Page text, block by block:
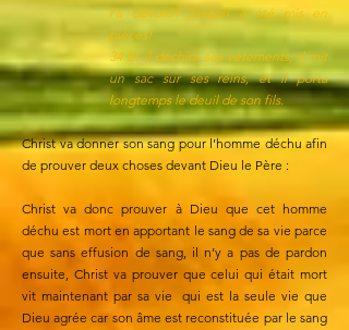
l’a dévoré! Joseph a été mis en
pièces!
34 Et il déchira ses vêtements, il mit
un sac sur ses reins, et il porta
longtemps le deuil de son fils.
Christ va donner son sang pour l’homme déchu afin
de prouver deux choses devant Dieu le Père :
Christ va donc prouver à Dieu que cet homme
déchu est mort en apportant le sang de sa vie parce
que sans effusion de sang, il n’y a pas de pardon
ensuite, Christ va prouver que celui qui était mort
vit maintenant par sa vie qui est la seule vie que
Dieu agrée car son âme est reconstituée par le sang